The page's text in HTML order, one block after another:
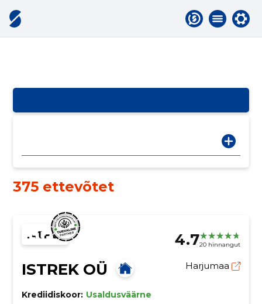
375 ettevõtet
4.720 hinnangut
ISTREK OÜ Harjumaa
Krediidiskoor: Usaldusväärne